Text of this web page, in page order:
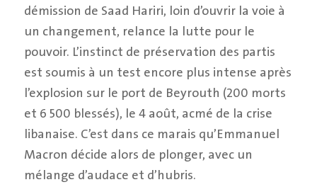
démission de Saad Hariri, loin d’ouvrir la voie à
un changement, relance la lutte pour le
pouvoir. L’instinct de préservation des partis
est soumis à un test encore plus intense après
l’explosion sur le port de Beyrouth (200 morts
et 6 500 blessés), le 4 août, acmé de la crise
libanaise. C’est dans ce marais qu’Emmanuel
Macron décide alors de plonger, avec un
mélange d’audace et d’hubris.